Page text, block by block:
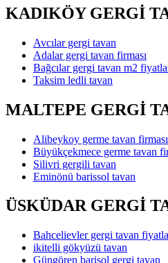
KADIKÖY GERGİ
Avcılar gergi tavan
Adalar gergi tavan firması
Bağcılar gergi tavan m2
Taksim ledli tavan
MALTEPE GERGİ
Alibeykoy germe tavan firması
Büyükçekmece germe tavan
Silivri gergili tavan
Eminönü barissol tavan
ÜSKÜDAR GERGİ
Bahcelievler gergi tavan
ikitelli gökyüzü tavan
Güngören barisol gergi tavan